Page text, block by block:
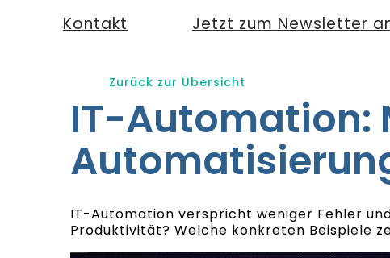
Kontakt Jetzt zum Newsletter
Zurück zur Übersicht
IT-Automation:
IT-Automation verspricht weniger Fehler
Produktivität? Welche konkreten Beispiele